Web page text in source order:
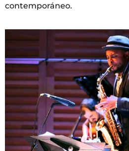
contemporáneo.